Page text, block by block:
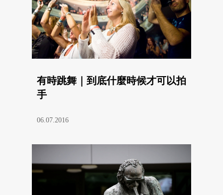
有時跳舞｜到底什麼時候才可以拍
手
06.07.2016